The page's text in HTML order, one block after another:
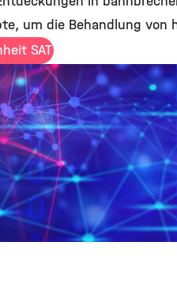
um die Behandlung
SAT